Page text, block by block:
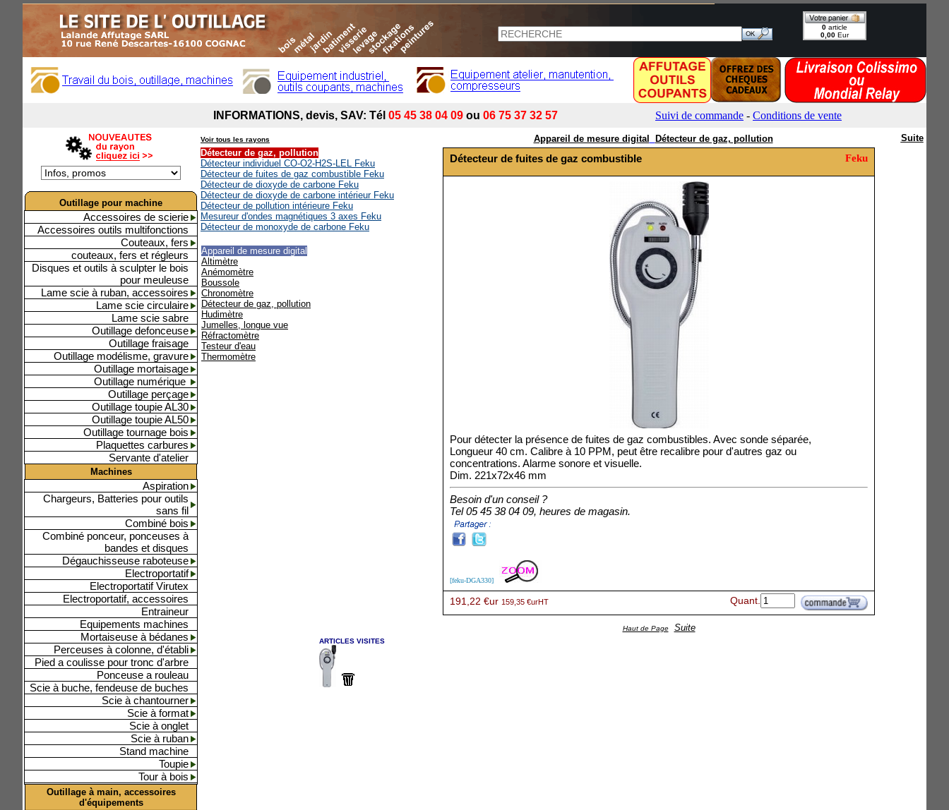
Outillage pour machine
Accessoires de scierie
Accessoires outils multifonctions
Couteaux, fers
couteaux, fers et régleurs
Disques et outils à sculpter le bois
pour meuleuse
Lame scie à ruban, accessoires
Lame scie circulaire
Lame scie sabre
Outillage defonceuse
Outillage fraisage
Outillage modélisme, gravure
Outillage mortaisage
Outillage numérique
Outillage perçage
Outillage toupie AL30
Outillage toupie AL50
Outillage tournage bois
Plaquettes carbures
Servante d'atelier
Machines
Aspiration
Chargeurs, Batteries pour outils
sans fil
Combiné bois
Combiné ponceur, ponceuses à
bandes et disques
Dégauchisseuse raboteuse
Electroportatif
Electroportatif Virutex
Electroportatif, accessoires
Entraineur
Equipements machines
Mortaiseuse à bédanes
Perceuses à colonne, d'établi
Pied a coulisse pour tronc d'arbre
Ponceuse a rouleau
Scie à buche, fendeuse de buches
Scie à chantourner
Scie à format
Scie à onglet
Scie à ruban
Stand machine
Toupie
Tour à bois
Outillage à main, accessoires
d'équipements
Voir tous les rayons Appareil de mesure digital Détecteur de gaz, pollution
Suite
Détecteur de gaz, pollution
Détecteur individuel CO-O2-H2S-LEL Feku
Détecteur de fuites de gaz combustible Feku
Détecteur de dioxyde de carbone Feku
Détecteur de dioxyde de carbone intérieur Feku
Détecteur de pollution intérieure Feku
Mesureur d'ondes magnétiques 3 axes Feku
Détecteur de monoxyde de carbone Feku
Appareil de mesure digital
Altimètre
Anémomètre
Boussole
Chronomètre
Détecteur de gaz, pollution
Hudimètre
Jumelles, longue vue
Réfractomètre
Testeur d'eau
Thermomètre
Détecteur de fuites de gaz combustible Feku
Pour détecter la présence de fuites de gaz combustibles. Avec sonde séparée,
Longueur 40 cm. Calibre à 10 PPM, peut être recalibre pour d'autres gaz ou
concentrations. Alarme sonore et visuelle.
Dim. 221x72x46 mm
Besoin d'un conseil ?
Tel 05 45 38 04 09, heures de magasin.
[feku-DGA330]
191,22 €ur 159,35 €urHT Quant.
Haut de Page Suite